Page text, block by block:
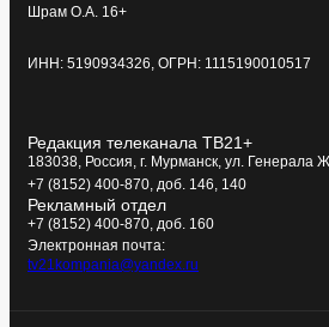
Шрам О.А. 16+
ИНН: 5190934326, ОГРН: 1115190010517
Редакция телеканала ТВ21+
183038, Россия, г. Мурманск, ул. Генерала
+7 (8152) 400-870, доб. 146, 140
Рекламный отдел
+7 (8152) 400-870, доб. 160
Электронная почта:
tv21kompania@yandex.ru